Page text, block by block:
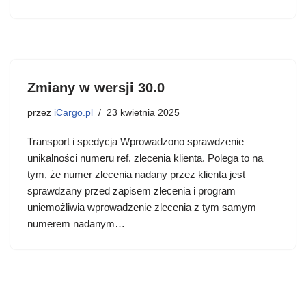
Zmiany w wersji 30.0
przez iCargo.pl 23 kwietnia 2025
Transport i spedycja Wprowadzono sprawdzenie
unikalności numeru ref. zlecenia klienta. Polega to na
tym, że numer zlecenia nadany przez klienta jest
sprawdzany przed zapisem zlecenia i program
uniemożliwia wprowadzenie zlecenia z tym samym
numerem nadanym…